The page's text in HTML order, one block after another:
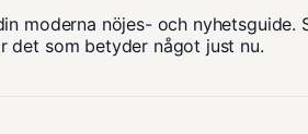
moderna nöjes- och nyhetsguide.
det som betyder något just nu.